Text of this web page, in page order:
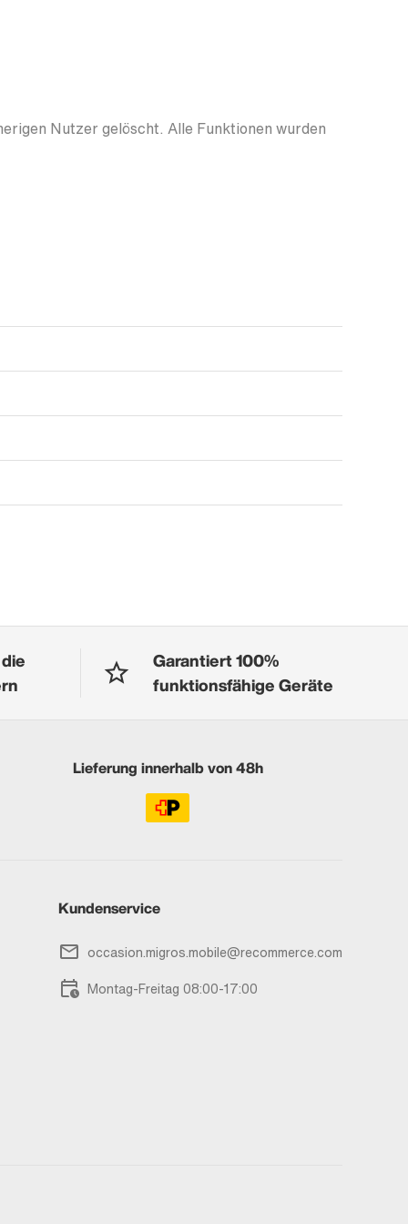
Nutzer gelöscht. Alle Funktionen wurden
Garantiert 100%
funktionsfähige Geräte
Lieferung innerhalb von 48h
Kundenservice
occasion.migros.mobile@recommerce.com
Montag-Freitag 08:00-17:00